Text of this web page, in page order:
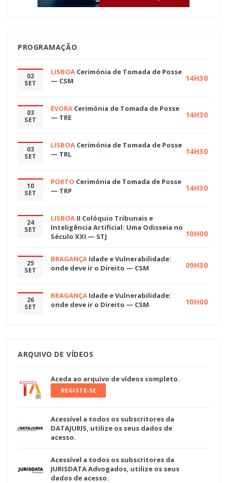
PROGRAMAÇÃO
02
SET
LISBOA Cerimónia de Tomada de Posse
— CSM
14H30
03
SET
ÉVORA Cerimónia de Tomada de Posse
— TRE
14H30
03
SET
LISBOA Cerimónia de Tomada de Posse
— TRL
14H30
10
SET
PORTO Cerimónia de Tomada de Posse
— TRP
14H30
24
SET
LISBOA II Colóquio Tribunais e
Inteligência Artificial: Uma Odisseia no
Século XXI — STJ
10H00
25
SET
BRAGANÇA Idade e Vulnerabilidade:
onde deve ir o Direito — CSM
09H30
26
SET
BRAGANÇA Idade e Vulnerabilidade:
onde deve ir o Direito — CSM
10H00
ARQUIVO DE VÍDEOS
Aceda ao arquivo de vídeos completo.
REGISTE-SE
Acessível a todos os subscritores da
DATAJURIS, utilize os seus dados de
acesso.
Acessível a todos os subscritores da
JURISDATA Advogados, utilize os seus
dados de acesso.